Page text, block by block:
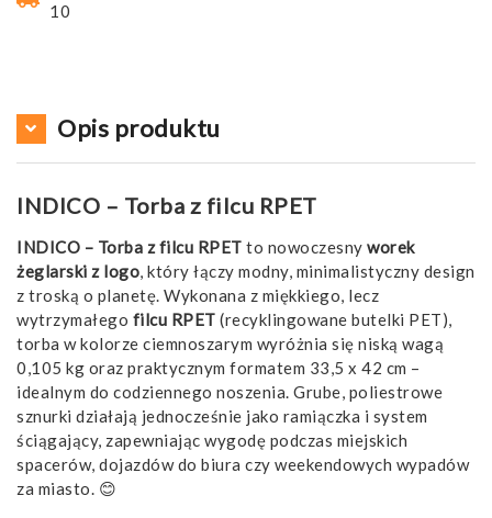
10
Opis produktu
INDICO – Torba z filcu RPET
INDICO – Torba z filcu RPET to nowoczesny worek
żeglarski z logo, który łączy modny, minimalistyczny design
z troską o planetę. Wykonana z miękkiego, lecz
wytrzymałego filcu RPET (recyklingowane butelki PET),
torba w kolorze ciemnoszarym wyróżnia się niską wagą
0,105 kg oraz praktycznym formatem 33,5 x 42 cm –
idealnym do codziennego noszenia. Grube, poliestrowe
sznurki działają jednocześnie jako ramiączka i system
ściągający, zapewniając wygodę podczas miejskich
spacerów, dojazdów do biura czy weekendowych wypadów
za miasto. 😊